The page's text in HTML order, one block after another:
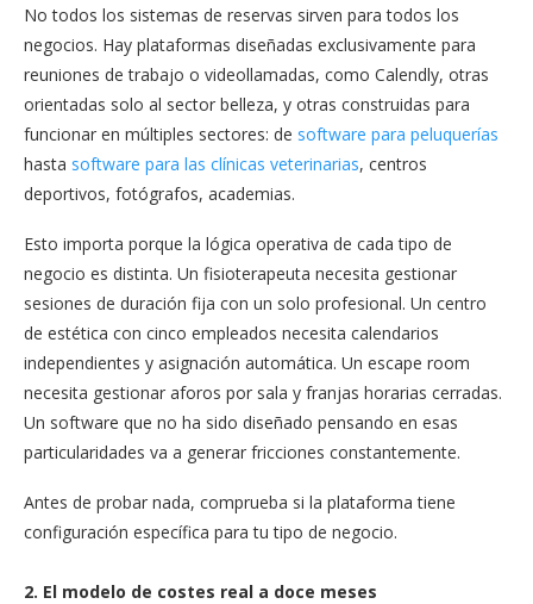
No todos los sistemas de reservas sirven para todos los
negocios. Hay plataformas diseñadas exclusivamente para
reuniones de trabajo o videollamadas, como Calendly, otras
orientadas solo al sector belleza, y otras construidas para
funcionar en múltiples sectores: de software para peluquerías
hasta software para las clínicas veterinarias, centros
deportivos, fotógrafos, academias.
Esto importa porque la lógica operativa de cada tipo de
negocio es distinta. Un fisioterapeuta necesita gestionar
sesiones de duración fija con un solo profesional. Un centro
de estética con cinco empleados necesita calendarios
independientes y asignación automática. Un escape room
necesita gestionar aforos por sala y franjas horarias cerradas.
Un software que no ha sido diseñado pensando en esas
particularidades va a generar fricciones constantemente.
Antes de probar nada, comprueba si la plataforma tiene
configuración específica para tu tipo de negocio.
2. El modelo de costes real a doce meses